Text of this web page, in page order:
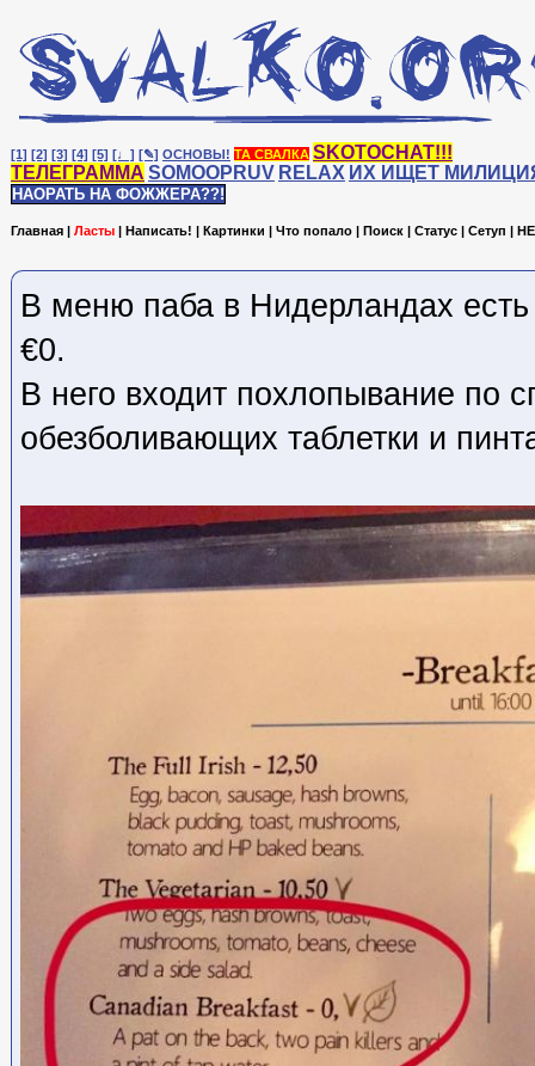
[1] [2] [3] [4] [5] [♩] [✎] ОСНОВЫ! ТА СВАЛКА SKOTOCHAT!!!
ТЕЛЕГРАММА SOMOOPRUV RELAX ИХ ИЩЕТ
НАОРАТЬ НА ФОЖЖЕРА??!
Главная | Ласты | Написать! | Картинки | Что попало | Поиск | Статус | Сетуп |
В меню паба в Нидерландах есть
€0.
В него входит похлопывание по
обезболивающих таблетки и